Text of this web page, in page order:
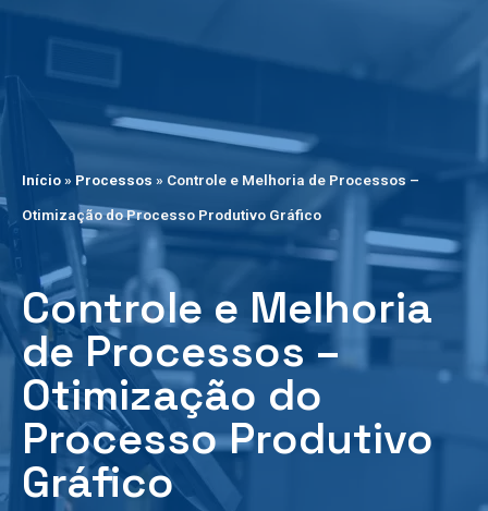
Início» Processos » Controle e Melhoria de Processos –
Otimização do Processo Produtivo Gráfico
Controle e Melhoria
de Processos –
Otimização do
Processo Produtivo
Gráfico